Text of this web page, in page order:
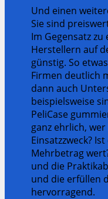
Und einen
Sie sind
Im Gegensatz
Herstellern auf
günstig. So
Firmen deutlich
dann auch
beispielsweise
PeliCase
ganz ehrlich,
Einsatzzweck?
Mehrbetrag
und die
und die erfüllen
hervorragend.